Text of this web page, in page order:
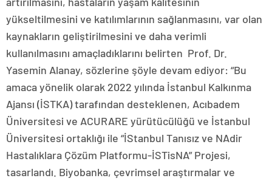
yükseltilmesini ve katılımlarının sağlanmasını, var olan
kaynakların geliştirilmesini ve daha verimli
kullanılmasını amaçladıklarını belirten Prof. Dr.
Yasemin Alanay, sözlerine şöyle devam ediyor: “Bu
amaca yönelik olarak 2022 yılında İstanbul Kalkınma
Ajansı (İSTKA) tarafından desteklenen, Acıbadem
Üniversitesi ve ACURARE yürütücülüğü ve İstanbul
Üniversitesi ortaklığı ile “İStanbul Tanısız ve NAdir
Hastalıklara Çözüm Platformu-İSTisNA” Projesi,
tasarlandı. Biyobanka, çevrimsel araştırmalar ve